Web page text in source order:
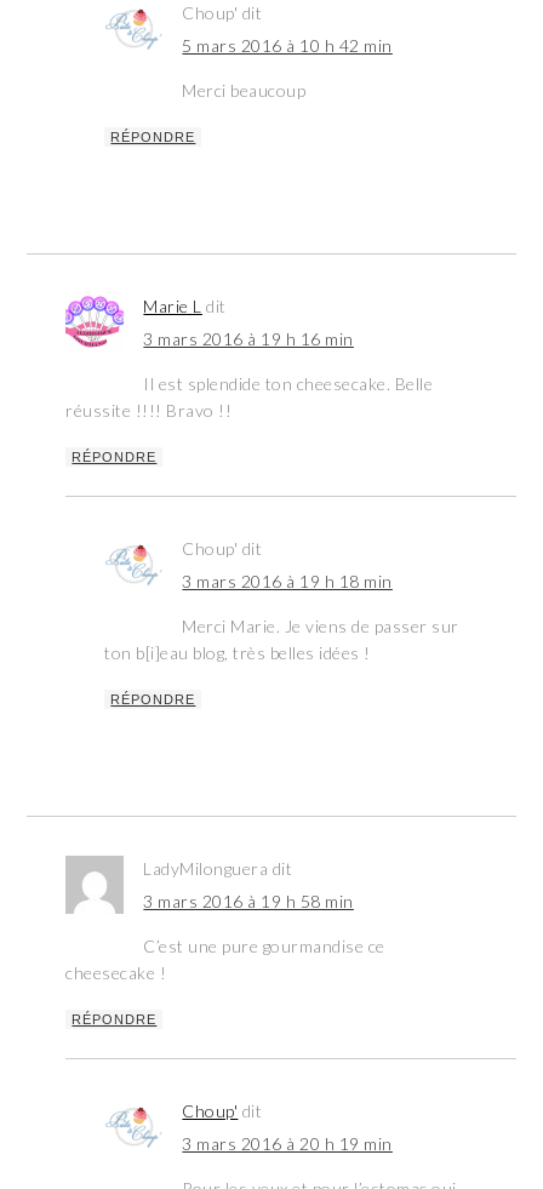
Choup' dit
5 mars 2016 à 10 h 42 min
Merci beaucoup
RÉPONDRE
Marie L dit
3 mars 2016 à 19 h 16 min
Il est splendide ton cheesecake. Belle
réussite !!!! Bravo !!
RÉPONDRE
Choup' dit
3 mars 2016 à 19 h 18 min
Merci Marie. Je viens de passer sur
ton b[i]eau blog, très belles idées !
RÉPONDRE
LadyMilonguera dit
3 mars 2016 à 19 h 58 min
C’est une pure gourmandise ce
cheesecake !
RÉPONDRE
Choup' dit
3 mars 2016 à 20 h 19 min